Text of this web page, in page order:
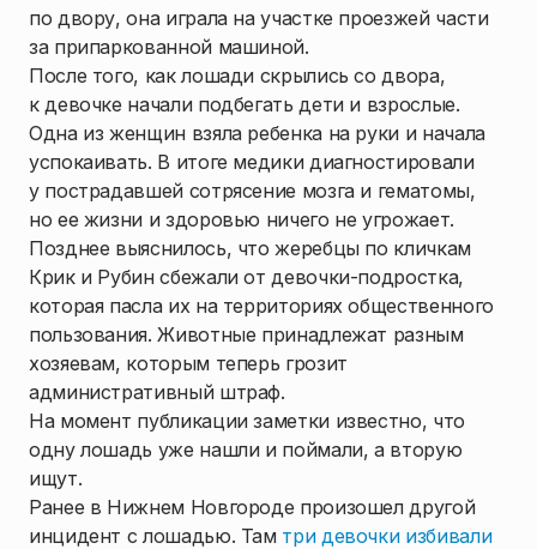
по двору, она играла на участке проезжей части
за припаркованной машиной.
После того, как лошади скрылись со двора,
к девочке начали подбегать дети и взрослые.
Одна из женщин взяла ребенка на руки и начала
успокаивать. В итоге медики диагностировали
у пострадавшей сотрясение мозга и гематомы,
но ее жизни и здоровью ничего не угрожает.
Позднее выяснилось, что жеребцы по кличкам
Крик и Рубин сбежали от девочки-подростка,
которая пасла их на территориях общественного
пользования. Животные принадлежат разным
хозяевам, которым теперь грозит
административный штраф.
На момент публикации заметки известно, что
одну лошадь уже нашли и поймали, а вторую
ищут.
Ранее в Нижнем Новгороде произошел другой
инцидент с лошадью. Там три девочки избивали